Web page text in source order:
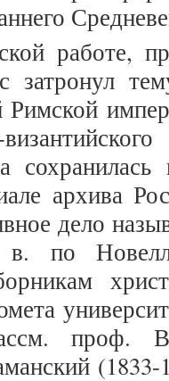
работе,
Римской
архива
дело
в. по
проф.
(1833-